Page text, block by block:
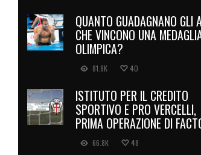
QUANTO GUADAGNANO GLI
CHE VINCONO UNA
OLIMPICA?
81.8K 40
ISTITUTO PER IL CREDITO
SPORTIVO E PRO VERCELLI,
PRIMA OPERAZIONE DI
66.8K 48